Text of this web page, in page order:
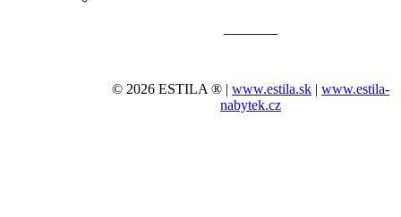
© 2026 ESTILA ® |www.estila.sk |www.estila-
nabytek.cz